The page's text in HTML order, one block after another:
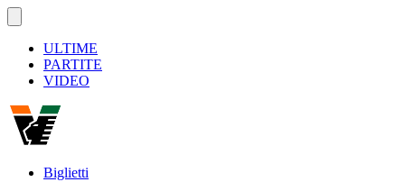
ULTIME
PARTITE
VIDEO
Biglietti